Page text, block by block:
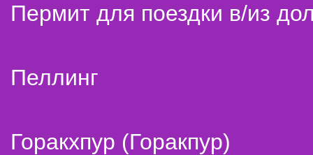
Пермит для поездки в/из
Пеллинг
Горакхпур (Горакпур)